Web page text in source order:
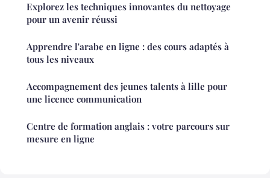
Explorez les techniques innovantes du nettoyage
pour un avenir réussi
Apprendre l'arabe en ligne : des cours adaptés à
tous les niveaux
Accompagnement des jeunes talents à lille pour
une licence communication
Centre de formation anglais : votre parcours sur
mesure en ligne